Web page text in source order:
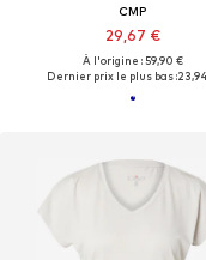
CMP
29,67 €
À l'origine : 59,90 €
Dernier prix le plus bas :